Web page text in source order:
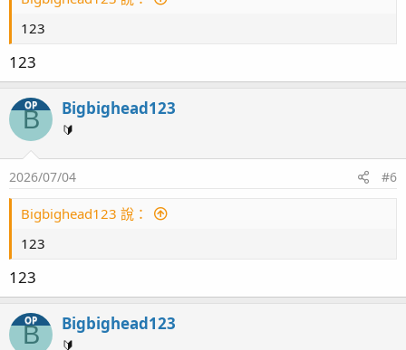
123
123
OP
B Bigbighead123
🔰
2026/07/04 #6
Bigbighead123 說：
123
123
OP
B Bigbighead123
🔰